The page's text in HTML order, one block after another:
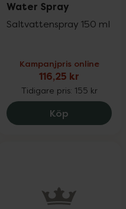
Moisture Mask, 127.2
Water Spray
Saltvattenspray 150 ml
Kampanjpris online
116,25 kr
Tidigare pris: 155 kr
Köp Björn